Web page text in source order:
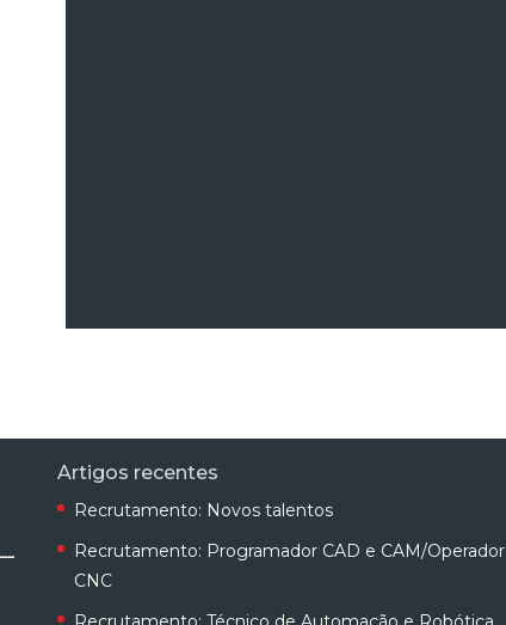
Artigos recentes
Recrutamento: Novos talentos
Recrutamento: Programador CAD e CAM/Operador
CNC